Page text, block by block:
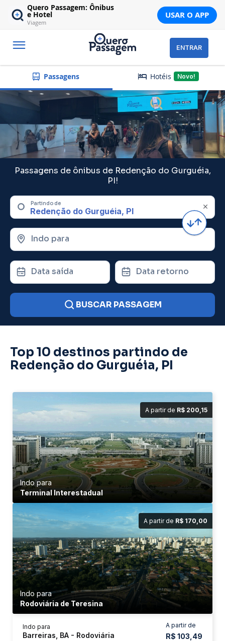
Quero Passagem: Ônibus
e Hotel
Viagem
USAR O APP
ENTRAR
Passagens Hotéis Novo!
Passagens de ônibus de Redenção do Gurguéia,
PI!
Partindo de
Indo para
Data saída Data retorno
BUSCAR PASSAGEM
Top 10 destinos partindo de
Redenção do Gurguéia, PI
A partir de R$ 200,15
Indo para
Terminal Interestadual
A partir de R$ 170,00
Indo para
Rodoviária de Teresina
A partir de
R$ 103,49
Indo para
Barreiras, BA - Rodoviária